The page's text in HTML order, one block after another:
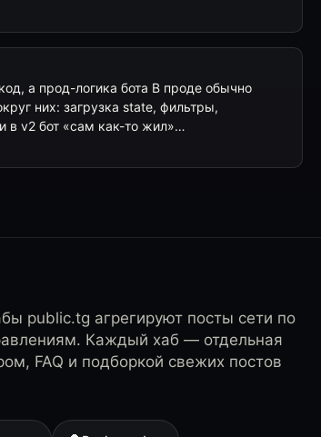
а прод-логика бота В проде обычно
них: загрузка state, фильтры,
в v2 бот «сам как-то жил»…
public.tg агрегируют посты сети по
Каждый хаб — отдельная
FAQ и подборкой свежих постов